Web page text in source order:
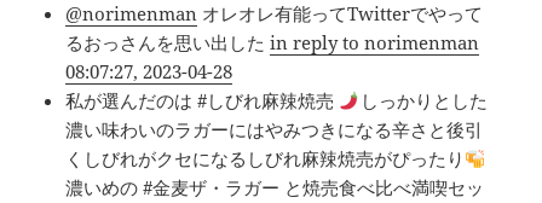
@norimenman オレオレ有能ってTwitterでやって
るおっさんを思い出したin reply to norimenman
08:07:27, 2023-04-28
私が選んだのは #しびれ麻辣焼売
しっかりとした
濃い味わいのラガーにはやみつきになる辛さと後引
くしびれがクセになるしびれ麻辣焼売がぴったり
濃いめの #金麦ザ・ラガー と焼売食べ比べ満喫セッ